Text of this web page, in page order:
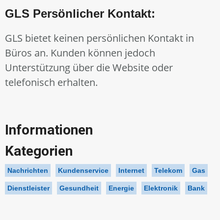
GLS Persönlicher Kontakt:
GLS bietet keinen persönlichen Kontakt in
Büros an. Kunden können jedoch
Unterstützung über die Website oder
telefonisch erhalten.
Informationen
Kategorien
Nachrichten Kundenservice Internet Telekom Gas
Dienstleister Gesundheit Energie Elektronik Bank